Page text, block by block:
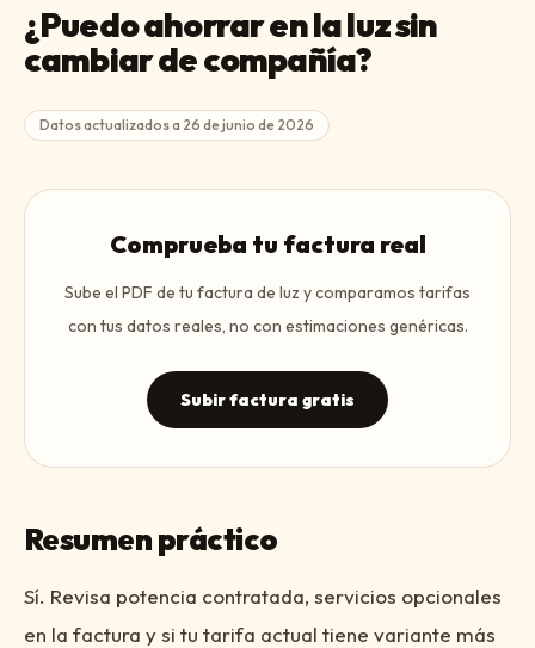
¿Puedo ahorrar en la luz sin
cambiar de compañía?
Datos actualizados a 26 de junio de 2026
Comprueba tu factura real
Sube el PDF de tu factura de luz y comparamos tarifas
con tus datos reales, no con estimaciones genéricas.
Subir factura gratis
Resumen práctico
Sí. Revisa potencia contratada, servicios opcionales
en la factura y si tu tarifa actual tiene variante más